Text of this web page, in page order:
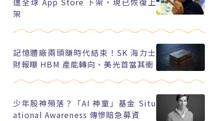
架
記憶體廠兩頭賺時代結束！SK 海力士
財報曝 HBM 產能轉向、美光首當其衝
少年股神殞落？「AI 神童」基金 Situ
ational Awareness 傳慘賠急募資